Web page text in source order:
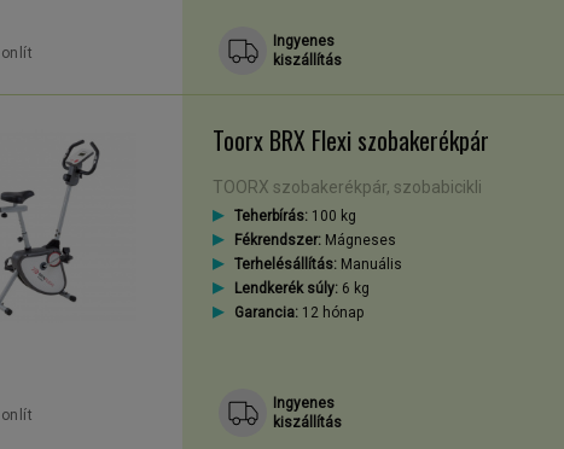
Ingyenes
kiszállítás
Toorx BRX Flexi szobakerékpár
TOORX szobakerékpár, szobabicikli
Teherbírás: 100 kg
Fékrendszer: Mágneses
Terhelésállítás: Manuális
Lendkerék súly: 6 kg
Garancia: 12 hónap
Ingyenes
kiszállítás